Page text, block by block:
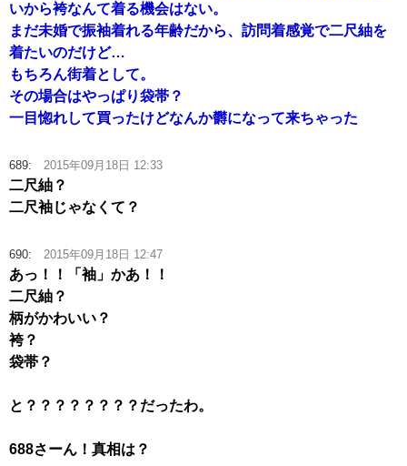
いから袴なんて着る機会はない。
まだ未婚で振袖着れる年齢だから、訪問着感覚で二尺紬を
着たいのだけど…
もちろん街着として。
その場合はやっぱり袋帯？
一目惚れして買ったけどなんか欝になって来ちゃった
689: 2015年09月18日 12:33
二尺紬？
二尺袖じゃなくて？
690: 2015年09月18日 12:47
あっ！！「袖」かあ！！
二尺紬？
柄がかわいい？
袴？
袋帯？
と？？？？？？？？だったわ。
688さーん！真相は？